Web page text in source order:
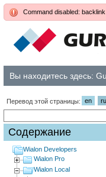
Command disabled: backlink
Вы находитесь здесь:
Перевод этой страницы: en ru
Содержание
Wialon Developers
Wialon Pro
Wialon Local